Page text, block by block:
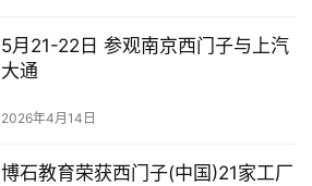
5月21-22日 参观南京西门子与上汽
大通
2026年4月14日
博石教育荣获西门子(中国)21家工厂